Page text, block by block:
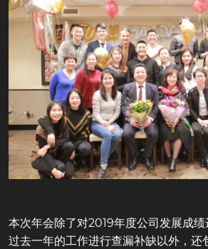
本次年会除了对2019年度公司发展成
过去一年的工作进行查漏补缺以外，